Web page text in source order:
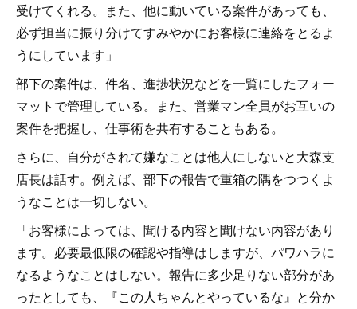
受けてくれる。また、他に動いている案件があっても、
必ず担当に振り分けてすみやかにお客様に連絡をとるよ
うにしています」
部下の案件は、件名、進捗状況などを一覧にしたフォー
マットで管理している。また、営業マン全員がお互いの
案件を把握し、仕事術を共有することもある。
さらに、自分がされて嫌なことは他人にしないと大森支
店長は話す。例えば、部下の報告で重箱の隅をつつくよ
うなことは一切しない。
「お客様によっては、聞ける内容と聞けない内容があり
ます。必要最低限の確認や指導はしますが、パワハラに
なるようなことはしない。報告に多少足りない部分があ
ったとしても、『この人ちゃんとやっているな』と分か